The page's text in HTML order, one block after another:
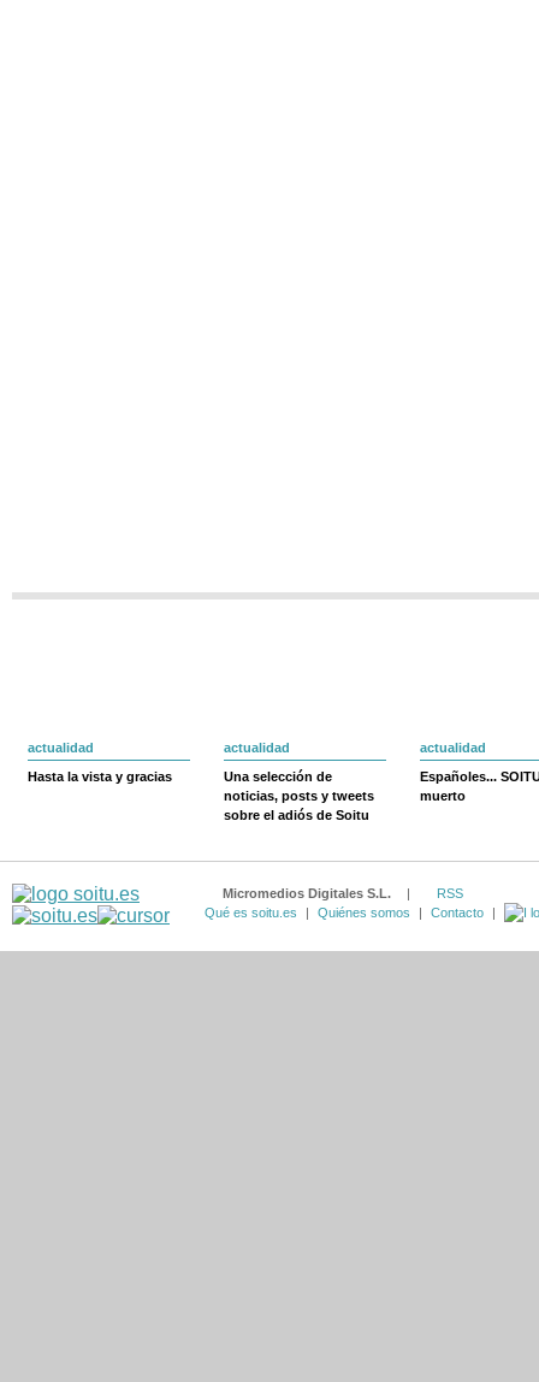
actualidad
Hasta la vista y gracias
actualidad
Una selección de
noticias, posts y tweets
sobre el adiós de Soitu
actualidad
Españoles...
muerto
Micromedios Digitales S.L. |
RSS
Qué es soitu.es
| Quiénes somos | Contacto |